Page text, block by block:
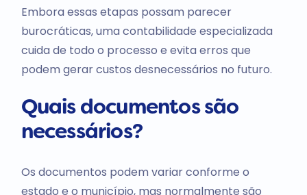
Embora essas etapas possam parecer
burocráticas, uma contabilidade especializada
cuida de todo o processo e evita erros que
podem gerar custos desnecessários no futuro.
Quais documentos são
necessários?
Os documentos podem variar conforme o
estado e o município, mas normalmente são